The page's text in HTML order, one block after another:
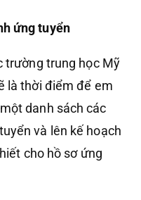
ứng tuyển
trường trung học Mỹ
là thời điểm để em
danh sách các
và lên kế hoạch
cho hồ sơ ứng